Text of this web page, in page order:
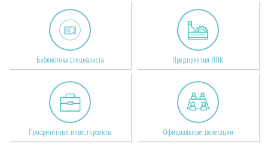
Библиотека специалиста Предприятия ЛПК
Приоритетные инвестпроекты Официальные делегации